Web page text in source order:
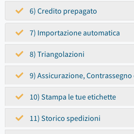
6) Credito prepagato
7) Importazione automatica
8) Triangolazioni
9) Assicurazione, Contrassegno
10) Stampa le tue etichette
11) Storico spedizioni